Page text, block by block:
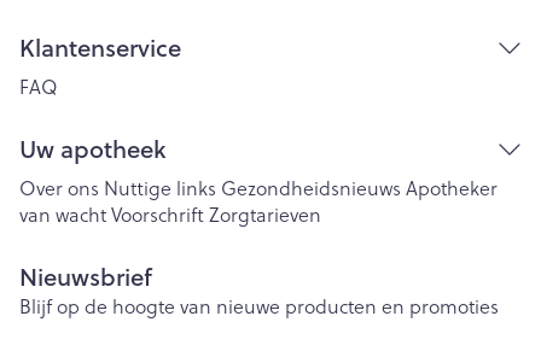
Klantenservice
FAQ
Uw apotheek
Over ons Nuttige links Gezondheidsnieuws Apotheker
van wachtVoorschriftZorgtarieven
Nieuwsbrief
Blijf op de hoogte van nieuwe producten en promoties